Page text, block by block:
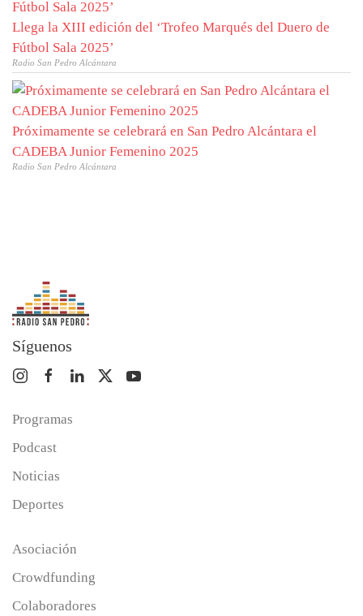
Llega la XIII edición del ‘Trofeo Marqués del Duero de
Fútbol Sala 2025’
Radio San Pedro Alcántara
Próximamente se celebrará en San Pedro Alcántara el
CADEBA Junior Femenino 2025
Radio San Pedro Alcántara
Síguenos
Programas
Podcast
Noticias
Deportes
Asociación
Crowdfunding
Colaboradores